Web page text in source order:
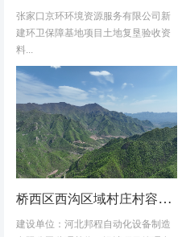
张家口京环环境资源服务有限公司新
建环卫保障基地项目土地复垦验收资
料...
桥西区西沟区域村庄村容村貌改造提升及基础设施建设项目堆料场土地复垦验收资料
建设单位：河北邦程自动化设备制造